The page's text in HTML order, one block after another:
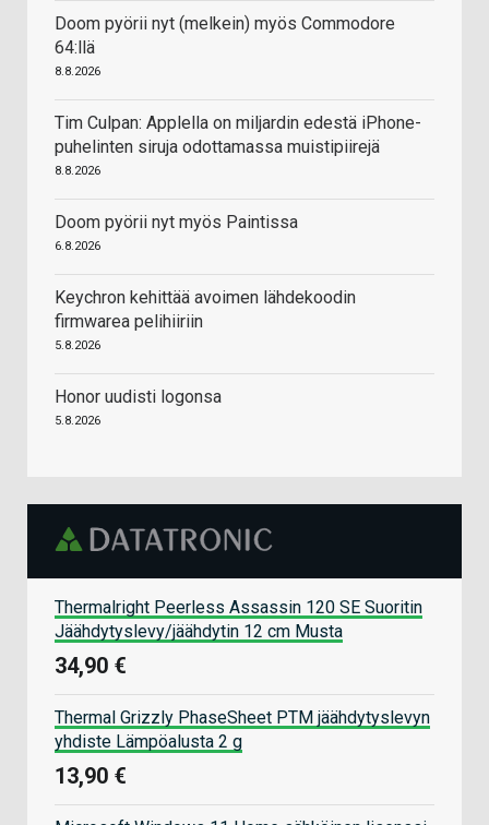
Doom pyörii nyt (melkein) myös Commodore
64:llä
8.8.2026
Tim Culpan: Applella on miljardin edestä iPhone-
puhelinten siruja odottamassa muistipiirejä
8.8.2026
Doom pyörii nyt myös Paintissa
6.8.2026
Keychron kehittää avoimen lähdekoodin
firmwarea pelihiiriin
5.8.2026
Honor uudisti logonsa
5.8.2026
Thermalright Peerless Assassin 120 SE Suoritin
Jäähdytyslevy/jäähdytin 12 cm Musta
34,90 €
Thermal Grizzly PhaseSheet PTM jäähdytyslevyn
yhdiste Lämpöalusta 2 g
13,90 €